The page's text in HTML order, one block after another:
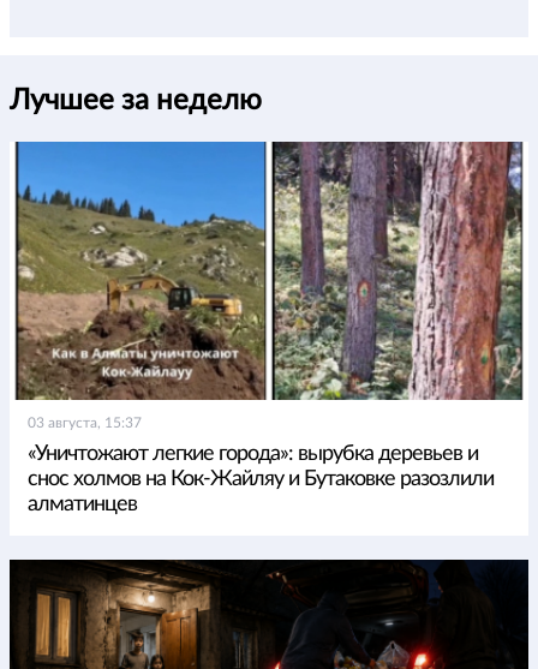
Лучшее за неделю
03 августа, 15:37
«Уничтожают легкие города»: вырубка деревьев и
снос холмов на Кок-Жайляу и Бутаковке разозлили
алматинцев